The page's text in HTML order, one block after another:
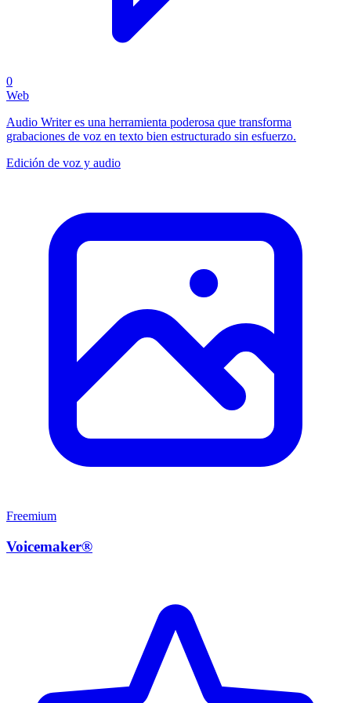
0
Web
Audio Writer es una herramienta poderosa que transforma
grabaciones de voz en texto bien estructurado sin esfuerzo.
Edición de voz y audio
Freemium
Voicemaker®